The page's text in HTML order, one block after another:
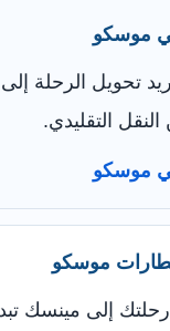
موسكو
تحويل الرحلة
التقليدي.
موسكو
موسكو
إلى مينسك